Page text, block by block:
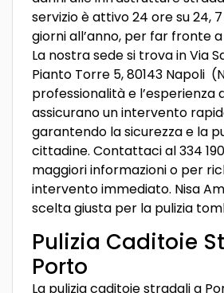
servizio è attivo 24 ore su 24,
giorni all’anno, per far fronte
La nostra sede si trova in Via
Pianto Torre 5, 80143 Napoli
professionalità e l’esperienza
assicurano un intervento
garantendo la sicurezza e la
cittadine. Contattaci al 334
maggiori informazioni o per
intervento immediato. Nisa
scelta giusta per la pulizia
Pulizia Caditoie
Porto
La pulizia caditoie stradali a